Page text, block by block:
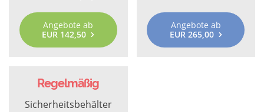
Angebote ab
EUR 142,50
Angebote ab
EUR 265,00
Regelmäßig
Sicherheitsbehälter